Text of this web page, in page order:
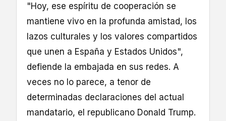
"Hoy, ese espíritu de cooperación se
mantiene vivo en la profunda amistad, los
lazos culturales y los valores compartidos
que unen a España y Estados Unidos",
defiende la embajada en sus redes. A
veces no lo parece, a tenor de
determinadas declaraciones del actual
mandatario, el republicano Donald Trump.